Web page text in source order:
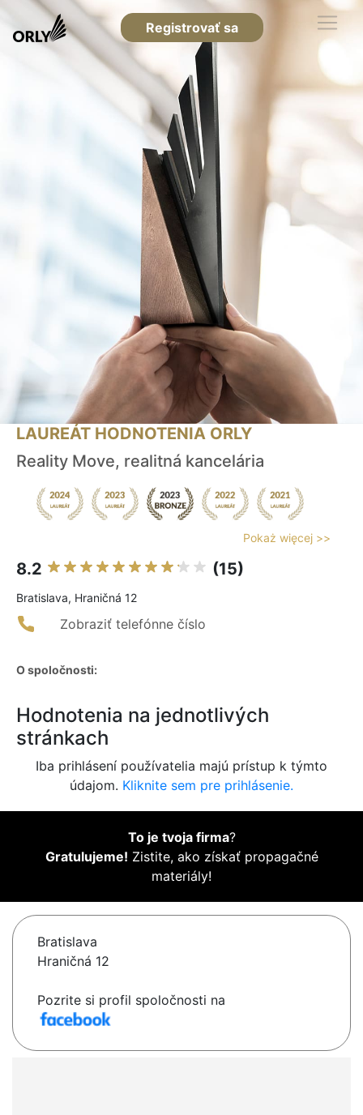
Registrovať sa
LAUREÁT HODNOTENIA ORLY
Reality Move, realitná kancelária
Pokaż więcej >>
8.2 (15)
Bratislava, Hraničná 12
Zobraziť telefónne číslo
O spoločnosti:
Hodnotenia na jednotlivých
stránkach
Iba prihlásení používatelia majú prístup k týmto
údajom. Kliknite sem pre prihlásenie.
To je tvoja firma?
Gratulujeme! Zistite, ako získať propagačné
materiály!
Bratislava
Hraničná 12
Pozrite si profil spoločnosti na